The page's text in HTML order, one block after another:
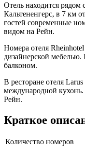
Отель находится рядом
Кальтененгерс, в 7 км
гостей современные
видом на Рейн.
Номера отеля
дизайнерской
балконом.
В ресторане отеля
международной
Рейн.
Краткое
Количество номеров